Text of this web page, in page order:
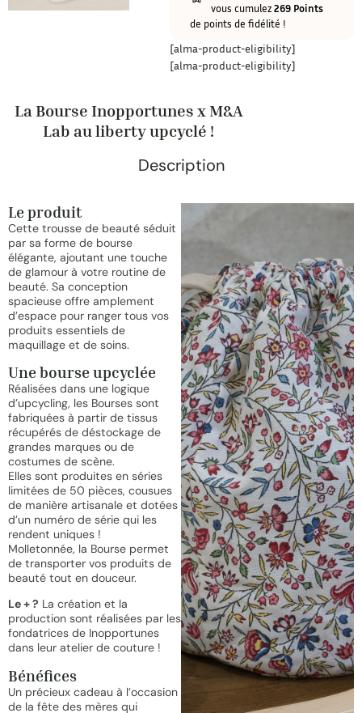
vous cumulez269 Points
de points de fidélité !
[alma-product-eligibility]
[alma-product-eligibility]
La Bourse Inopportunes x M&A
Lab au liberty upcyclé !
Description
Le produit
Cette trousse de beauté séduit
par sa forme de bourse
élégante, ajoutant une touche
de glamour à votre routine de
beauté. Sa conception
spacieuse offre amplement
d’espace pour ranger tous vos
produits essentiels de
maquillage et de soins.
Une bourse upcyclée
Réalisées dans une logique
d’upcycling, les Bourses sont
fabriquées à partir de tissus
récupérés de déstockage de
grandes marques ou de
costumes de scène.
Elles sont produites en séries
limitées de 50 pièces, cousues
de manière artisanale et dotées
d’un numéro de série qui les
rendent uniques !
Molletonnée, la Bourse permet
de transporter vos produits de
beauté tout en douceur.
Le + ? La création et la
production sont réalisées par les
fondatrices de Inopportunes
dans leur atelier de couture !
Bénéfices
Un précieux cadeau à l’occasion
de la fête des mères qui